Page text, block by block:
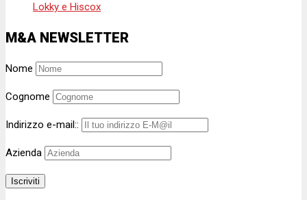
Lokky e Hiscox
M&A NEWSLETTER
Nome
Cognome
Indirizzo e-mail::
Azienda